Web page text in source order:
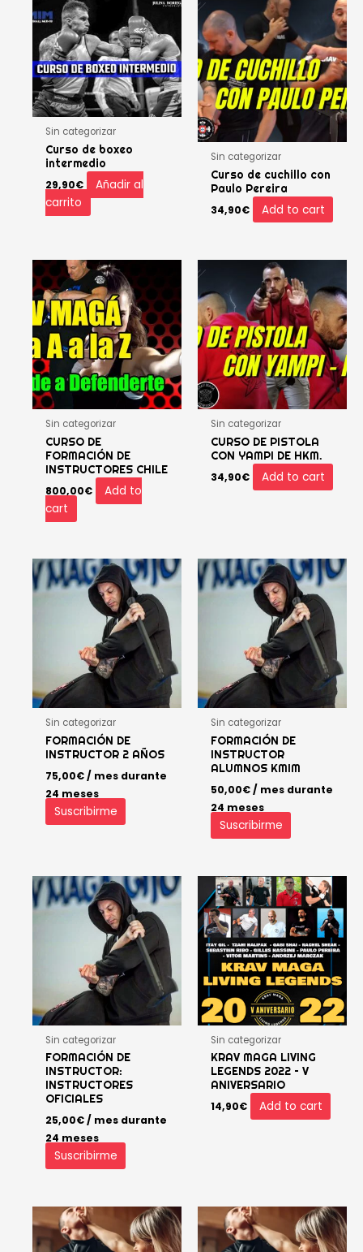
Sin categorizar
Curso de boxeo
intermedio
29,90€
Añadir al
carrito
Sin categorizar
Curso de cuchillo con
Paulo Pereira
34,90€ Add to cart
Sin categorizar
CURSO DE
FORMACIÓN DE
INSTRUCTORES CHILE
800,00€
Add to
cart
Sin categorizar
CURSO DE PISTOLA
CON YAMPI DE HKM.
34,90€ Add to cart
Sin categorizar
FORMACIÓN DE
INSTRUCTOR 2 AÑOS
75,00€ / mes durante
24 meses
Suscribirme
Sin categorizar
FORMACIÓN DE
INSTRUCTOR
ALUMNOS KMIM
50,00€ / mes durante
24 meses
Suscribirme
Sin categorizar
FORMACIÓN DE
INSTRUCTOR:
INSTRUCTORES
OFICIALES
25,00€ / mes durante
24 meses
Suscribirme
Sin categorizar
KRAV MAGA LIVING
LEGENDS 2022 – V
ANIVERSARIO
14,90€ Add to cart